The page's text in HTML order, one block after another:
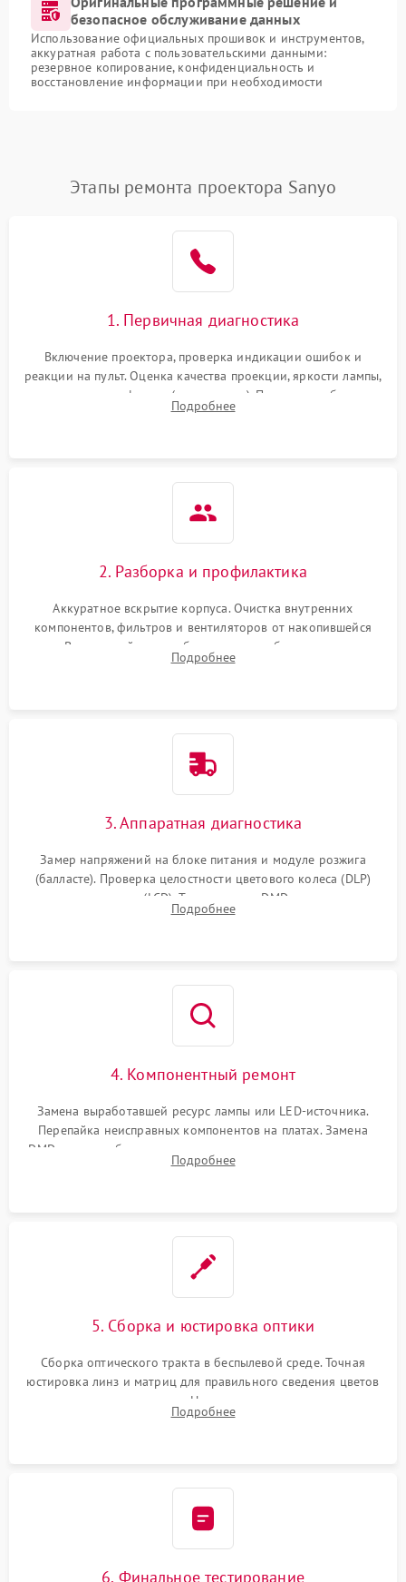
безопасное обслуживание данных
Использование официальных прошивок и инструментов,
аккуратная работа с пользовательскими данными:
резервное копирование, конфиденциальность и
восстановление информации при необходимости
Этапы ремонта проектора Sanyo
1. Первичная диагностика
Включение проектора, проверка индикации ошибок и
реакции на пульт. Оценка качества проекции, яркости лампы,
наличия артефактов (точки, пятна). Проверка работы
системы охлаждения по уровню шума вентиляторов.
Подробнее
2. Разборка и профилактика
Аккуратное вскрытие корпуса. Очистка внутренних
компонентов, фильтров и вентиляторов от накопившейся
пыли. Визуальный осмотр блока питания, балласта лампы и
материнской платы на наличие прогаров или вздутых
Подробнее
3. Аппаратная диагностика
Замер напряжений на блоке питания и модуле розжига
(балласте). Проверка целостности цветового колеса (DLP)
или поляризаторов (LCD). Тестирование DMD-чипа, датчиков
температуры и оптопар с помощью мультиметра и
Подробнее
4. Компонентный ремонт
Замена выработавшей ресурс лампы или LED-источника.
Перепайка неисправных компонентов на платах. Замена
DMD-чипа при битых пикселях, установка нового цветового
колеса или восстановление сгоревших поляризационных
Подробнее
5. Сборка и юстировка оптики
Сборка оптического тракта в беспылевой среде. Точная
юстировка линз и матриц для правильного сведения цветов
и устранения размытия. Надежное подключение всех
шлейфов, установка датчиков и закрытие корпуса
Подробнее
6. Финальное тестирование